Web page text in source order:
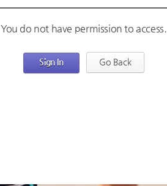
You do not have permission to access.
Sign In Go Back